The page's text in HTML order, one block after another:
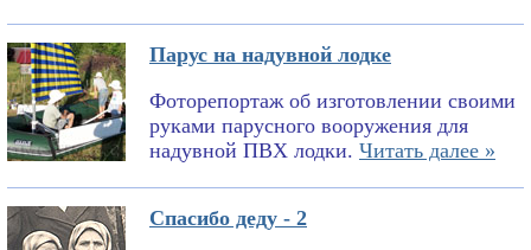
Парус на надувной лодке
Фоторепортаж об изготовлении своими
руками парусного вооружения для
надувной ПВХ лодки. Читать далее »
Спасибо деду - 2